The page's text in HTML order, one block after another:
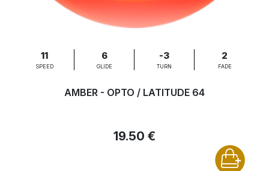
11
SPEED
6
GLIDE
-3
TURN
2
FADE
AMBER - OPTO / LATITUDE 64
19.50 €